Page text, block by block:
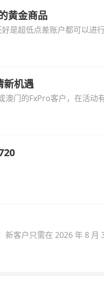
黄金商品
是超低点差账户都可以进行
新机遇
澳门的FxPro客户，在活
客户只需在 2026 年 8 月